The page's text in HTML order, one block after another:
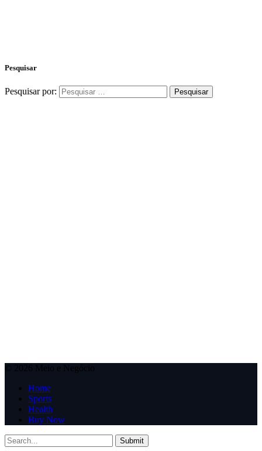
Pesquisar
Pesquisar por:
© 2026 Meio e Negócio
Home
Sports
Health
Buy Now
Submit